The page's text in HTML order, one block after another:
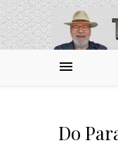
Do